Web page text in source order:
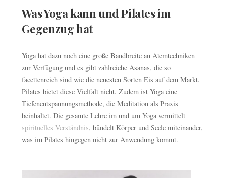
Was Yoga kann und Pilates im
Gegenzug hat
Yoga hat dazu noch eine große Bandbreite an Atemtechniken
zur Verfügung und es gibt zahlreiche Asanas, die so
facettenreich sind wie die neuesten Sorten Eis auf dem Markt.
Pilates bietet diese Vielfalt nicht. Zudem ist Yoga eine
Tiefenentspannungsmethode, die Meditation als Praxis
beinhaltet. Die gesamte Lehre im und um Yoga vermittelt
spirituelles Verständnis, bündelt Körper und Seele miteinander,
was im Pilates hingegen nicht zur Anwendung kommt.